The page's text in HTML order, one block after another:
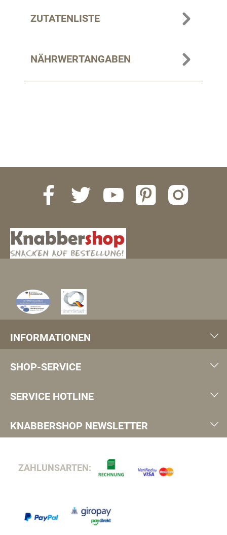
ZUTATENLISTE
NÄHRWERTANGABEN
INFORMATIONEN
SHOP-SERVICE
SERVICE HOTLINE
KNABBERSHOP NEWSLETTER
ZAHLUNSARTEN: